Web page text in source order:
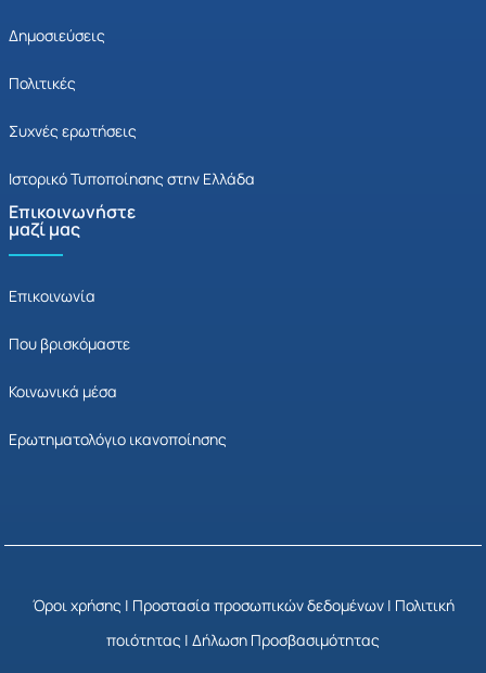
Δημοσιεύσεις
Πολιτικές
Συχνές ερωτήσεις
Ιστορικό Τυποποίησης στην Ελλάδα
Επικοινωνήστε
μαζί μας
Επικοινωνία
Που βρισκόμαστε
Κοινωνικά μέσα
Ερωτηματολόγιο ικανοποίησης
Όροι χρήσης | Προστασία προσωπικών δεδομένων| Πολιτική
ποιότητας | Δήλωση Προσβασιμότητας